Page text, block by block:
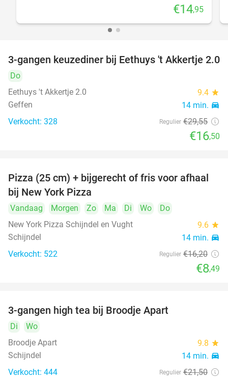
€14,95
44%
3-gangen keuzediner bij Eethuys 't Akkertje 2.0
Do
Eethuys 't Akkertje 2.0
9.4 star
Geffen 14 min. directions_car
Verkocht: 328 Regulier €29,55
€16,50
48%
Pizza (25 cm) + bijgerecht of fris voor afhaal
bij New York Pizza
Vandaag Morgen Zo Ma Di Wo
Do
New York Pizza Schijndel en Vught
9.6 star
Schijndel 14 min. directions_car
Verkocht: 522 Regulier €16,20
€8,49
3-gangen high tea bij Broodje Apart
Di
Wo
Broodje Apart
9.8 star
Schijndel 14 min. directions_car
Verkocht: 444 Regulier €21,50